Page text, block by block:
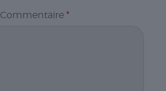
Commentaire *